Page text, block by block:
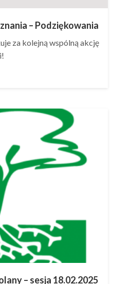
– Podziękowania
za kolejną wspólną akcję
– sesja 18.02.2025